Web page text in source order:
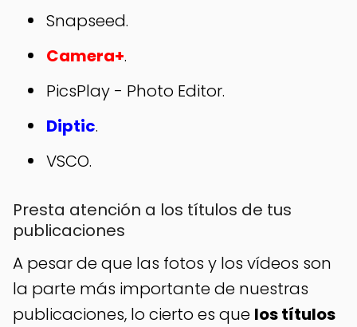
Snapseed.
Camera+.
PicsPlay - Photo Editor.
Diptic.
VSCO.
Presta atención a los títulos de tus
publicaciones
A pesar de que las fotos y los vídeos son
la parte más importante de nuestras
publicaciones, lo cierto es que los títulos